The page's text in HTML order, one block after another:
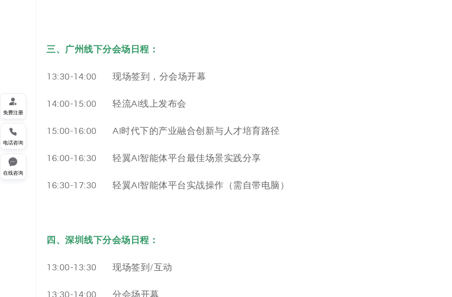
三、广州线下分会场日程：
13:30-14:00 现场签到，分会场开幕
14:00-15:00 轻流AI线上发布会
15:00-16:00 AI时代下的产业融合创新与人才培育路径
16:00-16:30 轻翼AI智能体平台最佳场景实践分享
16:30-17:30 轻翼AI智能体平台实战操作（需自带电脑）
四、深圳线下分会场日程：
13:00-13:30 现场签到/互动
13:30-14:00 分会场开幕

免费注册

电话咨询

在线咨询